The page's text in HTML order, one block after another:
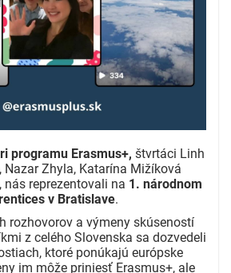
programu Erasmus+, štvrtáci Linh
Nazar Zhyla, Katarína Mižíková
nás reprezentovali na 1. národnom
v Bratislave.
rozhovorov a výmeny skúseností
z celého Slovenska sa dozvedeli
ktoré ponúkajú európske
im môže priniesť Erasmus+, ale